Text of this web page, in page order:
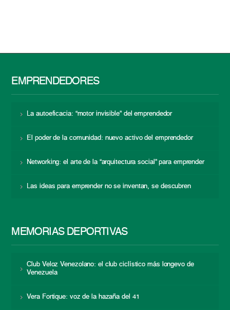
EMPRENDEDORES
La autoeficacia: “motor invisible” del emprendedor
El poder de la comunidad: nuevo activo del emprendedor
Networking: el arte de la “arquitectura social” para emprender
Las ideas para emprender no se inventan, se descubren
MEMORIAS DEPORTIVAS
Club Veloz Venezolano: el club ciclístico más longevo de
Venezuela
Vera Fortique: voz de la hazaña del 41